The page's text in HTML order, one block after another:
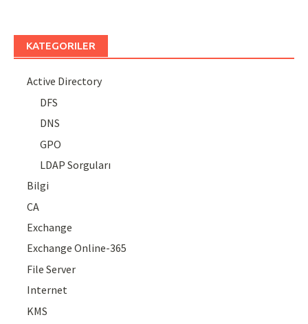
KATEGORILER
Active Directory
DFS
DNS
GPO
LDAP Sorguları
Bilgi
CA
Exchange
Exchange Online-365
File Server
Internet
KMS